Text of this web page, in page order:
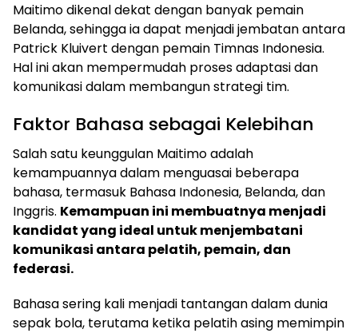
Maitimo dikenal dekat dengan banyak pemain
Belanda, sehingga ia dapat menjadi jembatan antara
Patrick Kluivert dengan pemain Timnas Indonesia.
Hal ini akan mempermudah proses adaptasi dan
komunikasi dalam membangun strategi tim.
Faktor Bahasa sebagai Kelebihan
Salah satu keunggulan Maitimo adalah
kemampuannya dalam menguasai beberapa
bahasa, termasuk Bahasa Indonesia, Belanda, dan
Inggris. Kemampuan ini membuatnya menjadi
kandidat yang ideal untuk menjembatani
komunikasi antara pelatih, pemain, dan
federasi.
Bahasa sering kali menjadi tantangan dalam dunia
sepak bola, terutama ketika pelatih asing memimpin